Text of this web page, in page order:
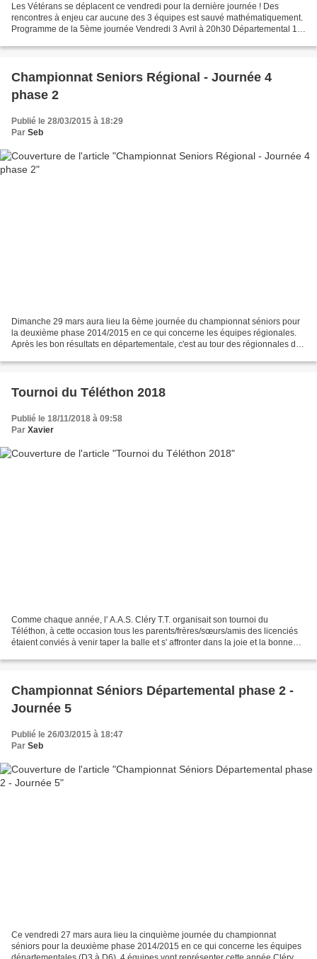
Les Vétérans se déplacent ce vendredi pour la dernière journée ! Des
rencontres à enjeu car aucune des 3 équipes est sauvé mathématiquement.
Programme de la 5ème journée Vendredi 3 Avril à 20h30 Départemental 1 :
Championnat Seniors Régional - Journée 4
phase 2
Publié le 28/03/2015 à 18:29
Par Seb
Dimanche 29 mars aura lieu la 6ème journée du championnat séniors pour
la deuxième phase 2014/2015 en ce qui concerne les équipes régionales.
Après les bon résultats en départementale, c'est au tour des régionnales de
Tournoi du Téléthon 2018
Publié le 18/11/2018 à 09:58
Par Xavier
Comme chaque année, l' A.A.S. Cléry T.T. organisait son tournoi du
Téléthon, à cette occasion tous les parents/frères/sœurs/amis des licenciés
étaient conviés à venir taper la balle et s' affronter dans la joie et la bonne
Championnat Séniors Départemental phase 2 -
Journée 5
Publié le 26/03/2015 à 18:47
Par Seb
Ce vendredi 27 mars aura lieu la cinquième journée du championnat
séniors pour la deuxième phase 2014/2015 en ce qui concerne les équipes